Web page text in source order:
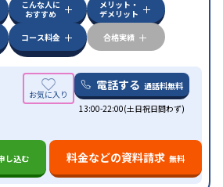
こんな人に
おすすめ
メリット・
デメリット
コース料金 合格実績
電話する 通話料無料
13:00-22:00(土日祝日問わず)
し込む 料金などの資料請求 無料